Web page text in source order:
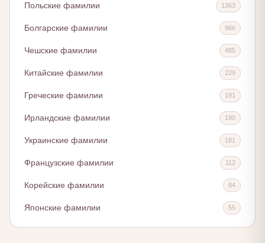
Польские фамилии 1363
Болгарские фамилии 966
Чешские фамилии 485
Китайские фамилии 229
Греческие фамилии 191
Ирландские фамилии 190
Украинские фамилии 181
Французские фамилии 112
Корейские фамилии 84
Японские фамилии 55